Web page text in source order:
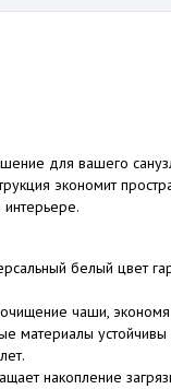
для вашего
экономит
белый цвет
чаши,
материалы
накопление